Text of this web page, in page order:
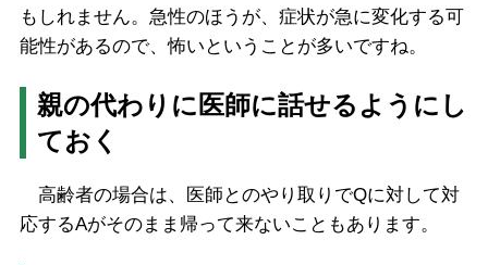
もしれません。急性のほうが、症状が急に変化する可
能性があるので、怖いということが多いですね。
親の代わりに医師に話せるようにし
ておく
高齢者の場合は、医師とのやり取りでQに対して対
応するAがそのまま帰って来ないこともあります。